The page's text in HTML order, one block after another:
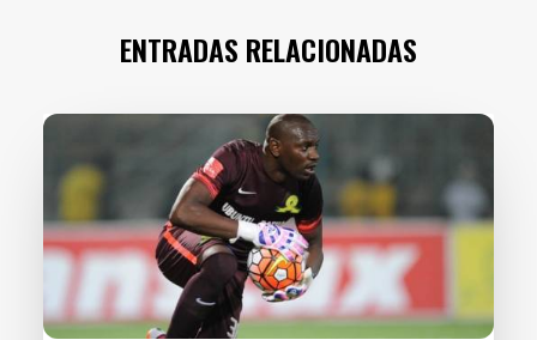
ENTRADAS RELACIONADAS